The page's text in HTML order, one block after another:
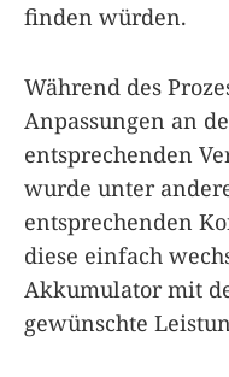
finden würden.
Während des
Anpassungen an
entsprechenden
wurde unter
entsprechenden
diese einfach
Akkumulator mit
gewünschte